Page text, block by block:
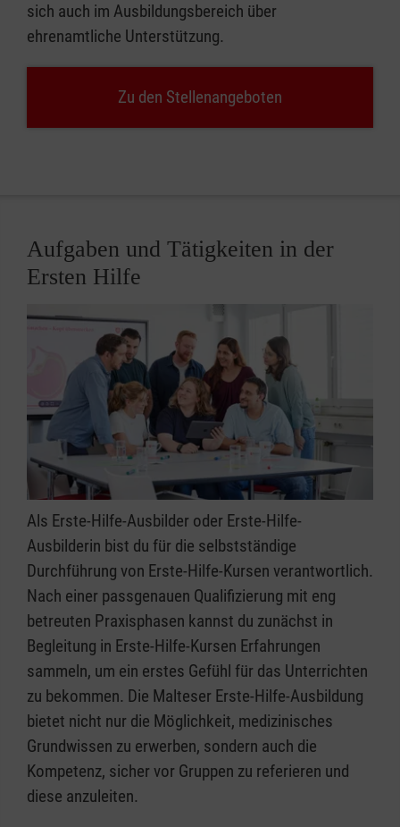
sich auch im Ausbildungsbereich über
ehrenamtliche Unterstützung.
Zu den Stellenangeboten
Aufgaben und Tätigkeiten in der
Ersten Hilfe
Als Erste-Hilfe-Ausbilder oder Erste-Hilfe-
Ausbilderin bist du für die selbstständige
Durchführung von Erste-Hilfe-Kursen verantwortlich.
Nach einer passgenauen Qualifizierung mit eng
betreuten Praxisphasen kannst du zunächst in
Begleitung in Erste-Hilfe-Kursen Erfahrungen
sammeln, um ein erstes Gefühl für das Unterrichten
zu bekommen. Die Malteser Erste-Hilfe-Ausbildung
bietet nicht nur die Möglichkeit, medizinisches
Grundwissen zu erwerben, sondern auch die
Kompetenz, sicher vor Gruppen zu referieren und
diese anzuleiten.